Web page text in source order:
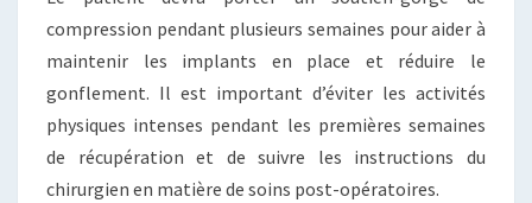
compression pendant plusieurs semaines pour aider à
maintenir les implants en place et réduire le
gonflement. Il est important d’éviter les activités
physiques intenses pendant les premières semaines
de récupération et de suivre les instructions du
chirurgien en matière de soins post-opératoires.